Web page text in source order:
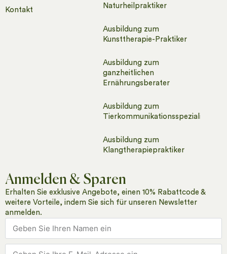
Kontakt
Naturheilpraktiker
Ausbildung zum
Kunsttherapie-Praktiker​
Ausbildung zum
ganzheitlichen
Ernährungsberater
Ausbildung zum
Tierkommunikationsspezialisten
Ausbildung zum
Klangtherapiepraktiker
Anmelden & Sparen
Erhalten Sie exklusive Angebote, einen 10% Rabattcode &
weitere Vorteile, indem Sie sich für unseren Newsletter
anmelden.